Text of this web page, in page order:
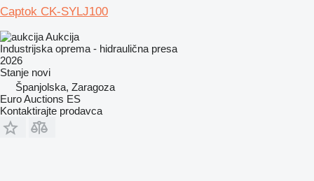
Captok CK-SYLJ100
Aukcija
Industrijska oprema - hidraulična presa
2026
Stanje novi
Španjolska, Zaragoza
Euro Auctions ES
Kontaktirajte prodavca